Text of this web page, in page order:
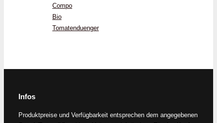
Compo
Bio
Tomatenduenger
Infos
Produktpreise und Verfügbarkeit entsprechen dem angegebenen